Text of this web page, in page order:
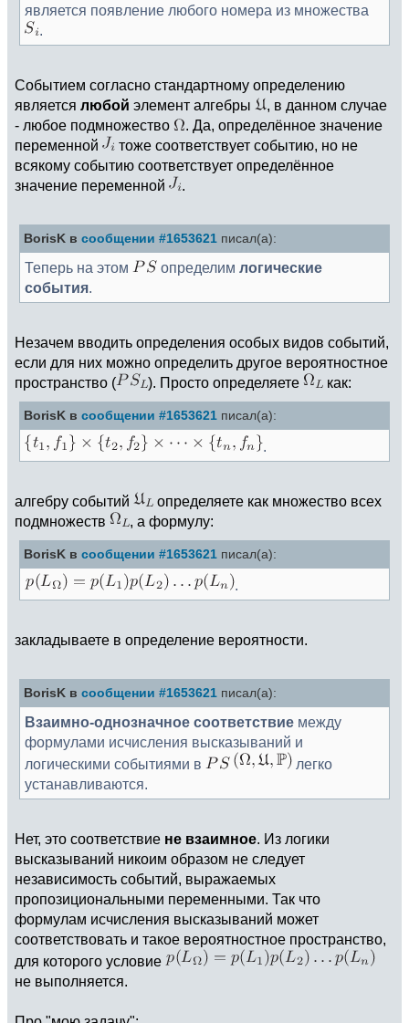
является появление любого номера из множества
.
Событием согласно стандартному определению
является любой элемент алгебры
, в данном случае
- любое подмножество
. Да, определённое значение
переменной
тоже соответствует событию, но не
всякому событию соответствует определённое
значение переменной
.
BorisK в сообщении #1653621 писал(а):
Теперь на этом определим логические
события.
Незачем вводить определения особых видов событий,
если для них можно определить другое вероятностное
пространство (
). Просто определяете как:
BorisK в сообщении #1653621 писал(а):
.
алгебру событий
определяете как множество всех
подмножеств
, а формулу:
BorisK в сообщении #1653621 писал(а):
.
закладываете в определение вероятности.
BorisK в сообщении #1653621 писал(а):
Взаимно-однозначное соответствие между
формулами исчисления высказываний и
логическими событиями в
легко
устанавливаются.
Нет, это соответствие не взаимное. Из логики
высказываний никоим образом не следует
независимость событий, выражаемых
пропозициональными переменными. Так что
формулам исчисления высказываний может
соответствовать и такое вероятностное пространство,
для которого условие
не выполняется.